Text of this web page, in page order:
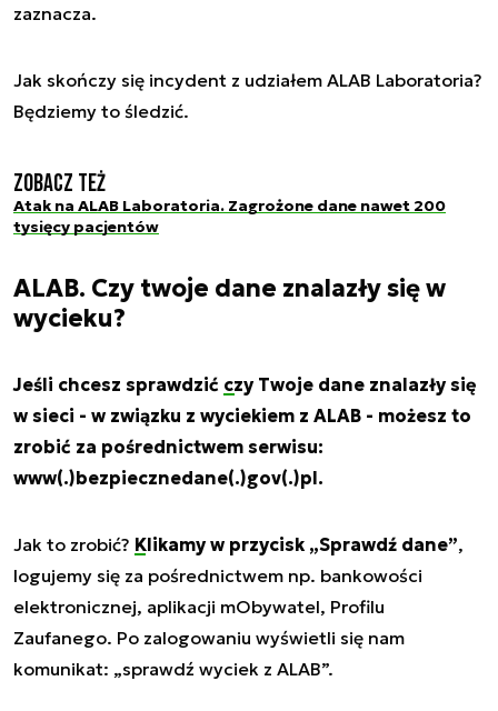
zaznacza.
Jak skończy się incydent z udziałem ALAB Laboratoria?
Będziemy to śledzić.
Zobacz też
Atak na ALAB Laboratoria. Zagrożone dane nawet 200
tysięcy pacjentów
ALAB. Czy twoje dane znalazły się w
wycieku?
Jeśli chcesz sprawdzić czy Twoje dane znalazły się
w sieci - w związku z wyciekiem z ALAB - możesz to
zrobić za pośrednictwem serwisu:
www(.)bezpiecznedane(.)gov(.)pl.
Jak to zrobić? Klikamy w przycisk „Sprawdź dane”,
logujemy się za pośrednictwem np. bankowości
elektronicznej, aplikacji mObywatel, Profilu
Zaufanego. Po zalogowaniu wyświetli się nam
komunikat: „sprawdź wyciek z ALAB”.